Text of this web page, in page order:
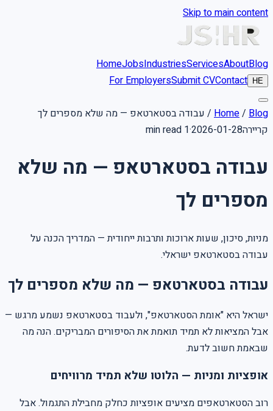
Skip to main content
HomeJobsIndustriesServicesAboutBlog
HE
For EmployersSubmit CVContact
Home/ Blog
/ עבודה בסטארטאפ — מה שלא מספרים לך
קריירה2026-01-28
·
1 min read
עבודה בסטארטאפ — מה שלא
מספרים לך
מניות, סיכון, שעות ארוכות ותרבות ייחודית — המדריך הכנה על
עבודה בסטארטאפ ישראלי.
עבודה בסטארטאפ — מה שלא מספרים לך
ישראל היא "אומת הסטארטאפ", ולעבוד בסטארטאפ נשמע מרגש —
אבל המציאות לא תמיד תואמת את הסיפורים המבריקים. הנה מה
שבאמת חשוב לדעת.
אופציות ומניות — הלוטו שלא תמיד מרוויחים
רוב הסטארטאפים מציעים אופציות כחלק מחבילת התגמול. אבל